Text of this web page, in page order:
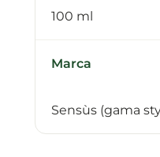
100 ml
Marca
Sensùs (gama